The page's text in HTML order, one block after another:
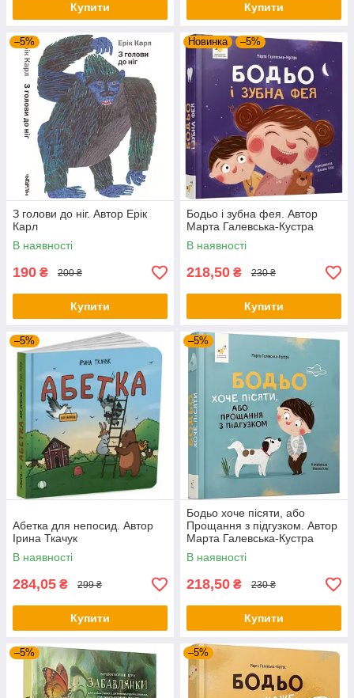
Купити Купити
–5%
З голови до ніг. Автор Ерік
Карл
В наявності
190 ₴ 200 ₴
Купити
Новинка –5%
Бодьо і зубна фея. Автор
Марта Галевська-Кустра
В наявності
218,50 ₴ 230 ₴
Купити
–5%
Абетка для непосид. Автор
Ірина Ткачук
В наявності
284,05 ₴ 299 ₴
Купити
–5%
Бодьо хоче пісяти, або
Прощання з підгузком. Автор
Марта Галевська-Кустра
В наявності
218,50 ₴ 230 ₴
Купити
–5% –5%